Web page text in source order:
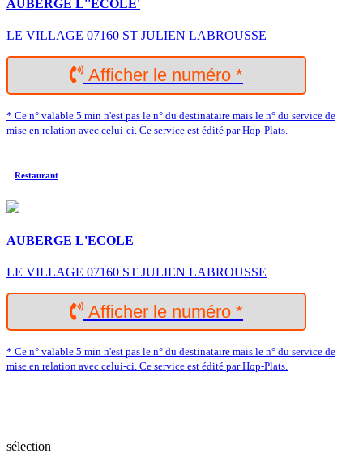
AUBERGE L''ECOLE'
LE VILLAGE 07160 ST JULIEN LABROUSSE
Afficher le numéro *
* Ce n° valable 5 min n'est pas le n° du destinataire mais le n° du service de
mise en relation avec celui-ci. Ce service est édité par Hop-Plats.
Restaurant
AUBERGE L'ECOLE
LE VILLAGE 07160 ST JULIEN LABROUSSE
Afficher le numéro *
* Ce n° valable 5 min n'est pas le n° du destinataire mais le n° du service de
mise en relation avec celui-ci. Ce service est édité par Hop-Plats.
sélection